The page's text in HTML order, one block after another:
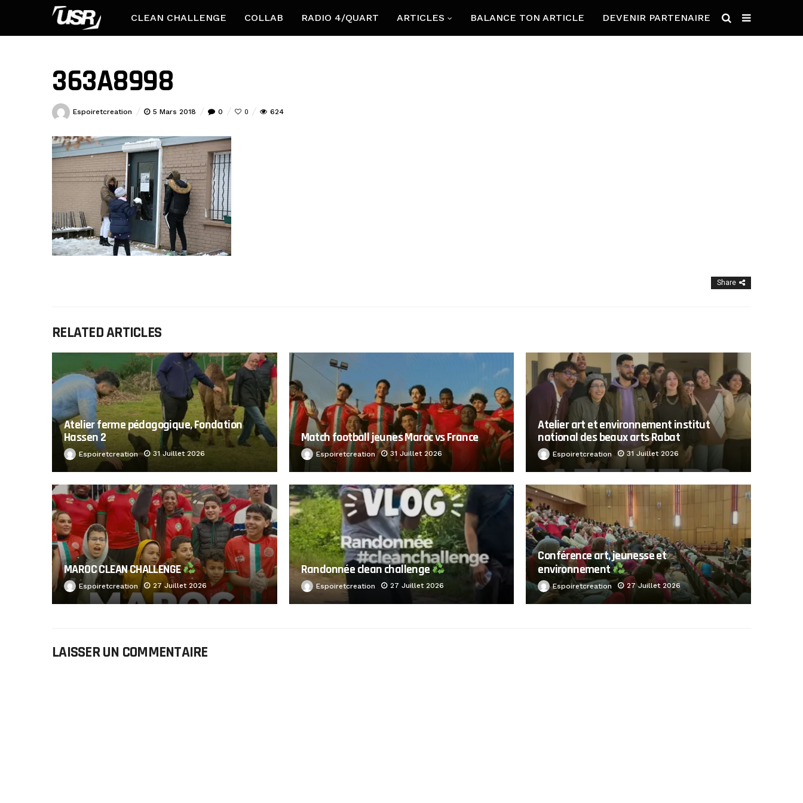
CLEAN CHALLENGE COLLAB RADIO 4/QUART ARTICLES BALANCE TON ARTICLE DEVENIR PARTENAIRE
363A8998
Espoiretcreation 5 Mars 2018 0 0 624
Share
RELATED ARTICLES
Atelier ferme pédagogique, Fondation
Hassen 2
Espoiretcreation 31 Juillet 2026
Match football jeunes Maroc vs France
Espoiretcreation 31 Juillet 2026
Atelier art et environnement institut
national des beaux arts Rabat
Espoiretcreation 31 Juillet 2026
MAROC CLEAN CHALLENGE
Espoiretcreation 27 Juillet 2026
Randonnée clean challenge
Espoiretcreation 27 Juillet 2026
Conférence art, jeunesse et
environnement
Espoiretcreation 27 Juillet 2026
LAISSER UN COMMENTAIRE